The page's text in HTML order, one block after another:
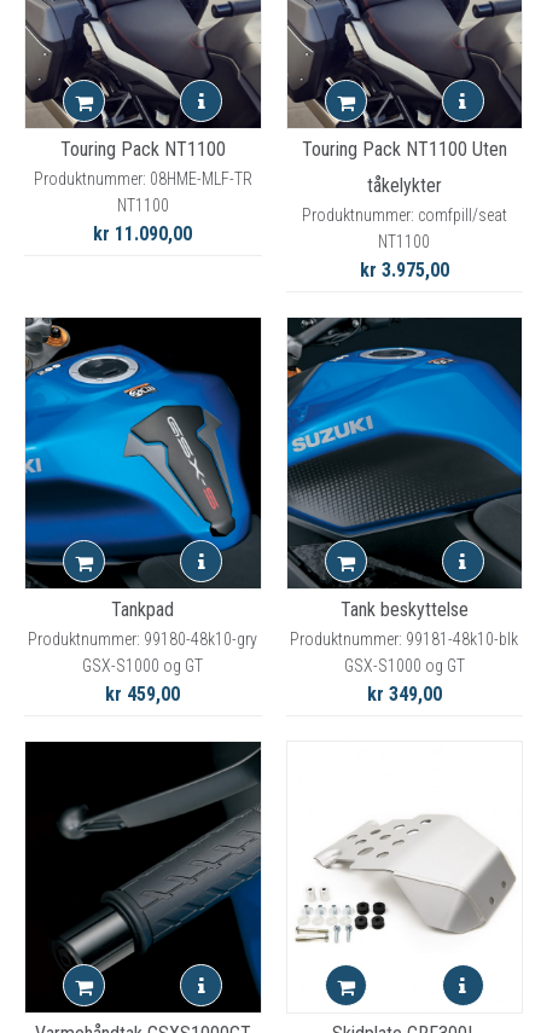
Touring Pack NT1100
Produktnummer: 08HME-MLF-TR
NT1100
kr 11.090,00
Touring Pack NT1100 Uten
tåkelykter
Produktnummer: comfpill/seat
NT1100
kr 3.975,00
Tankpad
Produktnummer: 99180-48k10-gry
GSX-S1000 og GT
kr 459,00
Tank beskyttelse
Produktnummer: 99181-48k10-blk
GSX-S1000 og GT
kr 349,00